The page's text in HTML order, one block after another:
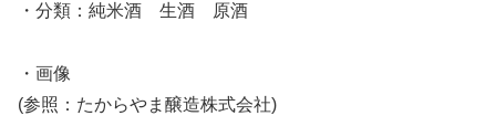
・分類：純米酒 生酒 原酒
・画像
(参照：たからやま醸造株式会社)